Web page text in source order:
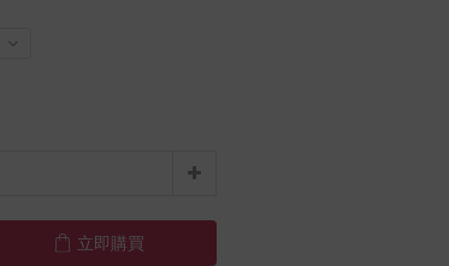
立即購買